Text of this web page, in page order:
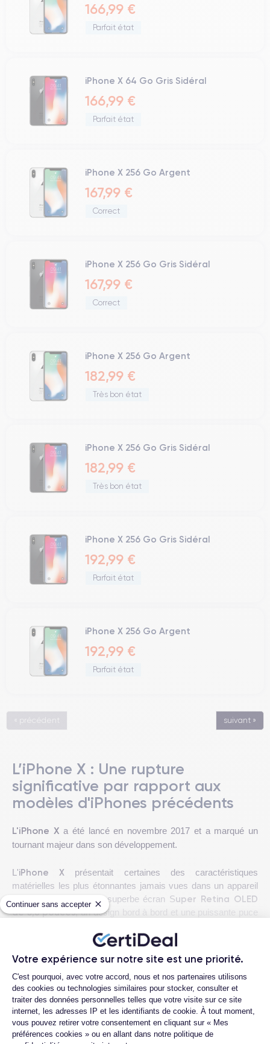
Continuer sans accepter
Votre expérience sur notre site est une priorité.
Plateforme de Gestion du
C'est pourquoi, avec votre accord, nous et nos partenaires utilisons
des cookies ou technologies similaires pour stocker, consulter et
traiter des données personnelles telles que votre visite sur ce site
internet, les adresses IP et les identifiants de cookie. À tout moment,
vous pouvez retirer votre consentement en cliquant sur « Mes
préférences cookies » ou en allant dans notre politique de
166,99 €
Parfait état
iPhone X 64 Go Gris Sidéral
166,99 €
Parfait état
iPhone X 256 Go Argent
167,99 €
Correct
iPhone X 256 Go Gris Sidéral
167,99 €
Correct
iPhone X 256 Go Argent
182,99 €
Très bon état
iPhone X 256 Go Gris Sidéral
182,99 €
Très bon état
iPhone X 256 Go Gris Sidéral
192,99 €
Parfait état
iPhone X 256 Go Argent
192,99 €
Parfait état
« précédent suivant »
L’iPhone X : Une rupture
significative par rapport aux
modèles d'iPhones précédents
L'iPhone X a été lancé en novembre 2017 et a marqué un
tournant majeur dans son développement.
L'iPhone X présentait certaines des caractéristiques
matérielles les plus étonnantes jamais vues dans un appareil
mobile, notamment un superbe écran Super Retina OLED
de 5,8 pouces, un design bord à bord et une puissante puce
iPhone X
a introduit de nouvelles fonctionnalités comme
Animoji, qui permettait aux utilisateurs de créer des emojis
animés basés sur leurs expressions faciales, etFace ID, qui
permettait aux utilisateurs de déverrouiller leur appareil
simplement en le regardant. En outre, l' iPhone Xa été le
premier iPhone à supprimer le bouton d'accueil classique au
profit de commandes gestuelles simples, ce qui a amélioré la
Voir plus
Questions fréquentes
Quelle est la différence entre un
iPhone X d'occasion et un iPhone X
reconditionné ?